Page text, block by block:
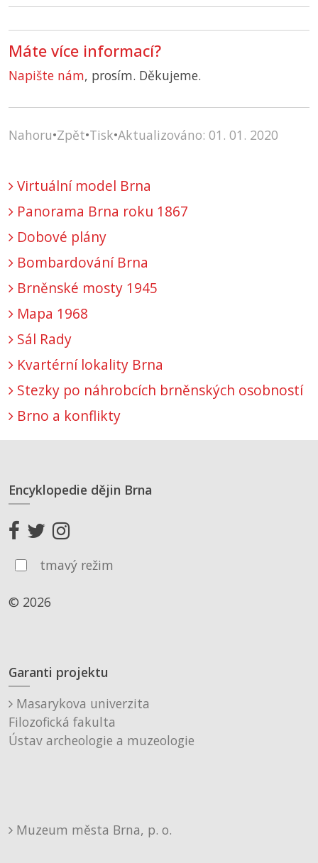
Máte více informací?
Napište nám, prosím. Děkujeme.
Nahoru•Zpět•Tisk•Aktualizováno: 01. 01. 2020
Virtuální model Brna
Panorama Brna roku 1867
Dobové plány
Bombardování Brna
Brněnské mosty 1945
Mapa 1968
Sál Rady
Kvartérní lokality Brna
Stezky po náhrobcích brněnských osobností
Brno a konflikty
Encyklopedie dějin Brna
tmavý režim
© 2026
Garanti projektu
Masarykova univerzita
Filozofická fakulta
Ústav archeologie a muzeologie
Muzeum města Brna, p. o.